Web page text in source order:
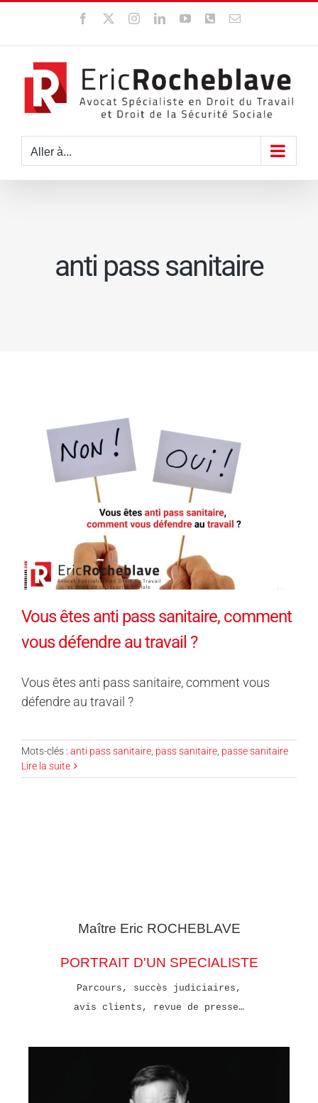
contenu
Facebook InstagramLinkedInYouTubeWhatsApp
Email
Aller à...
anti pass sanitaire
Vous êtes anti pass sanitaire, comment
vous défendre au travail ?
Vous êtes anti pass sanitaire, comment vous
défendre au travail ?
Mots-clés : anti pass sanitaire pass sanitaire passe sanitaire
Lire la suite
Maître Eric ROCHEBLAVE
PORTRAIT D'UN SPECIALISTE
Parcours, succès judiciaires,
avis clients, revue de presse…